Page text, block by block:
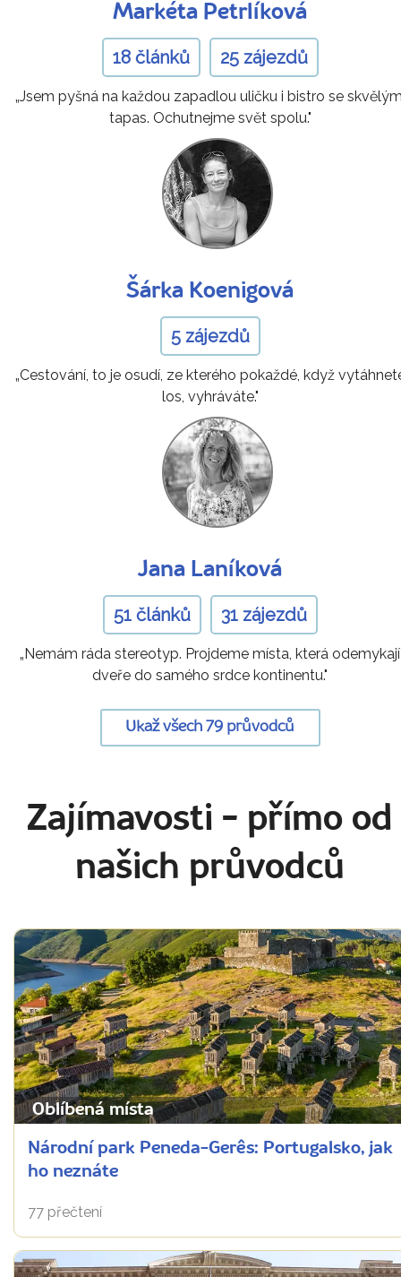
Markéta Petrlíková
18 článků 25 zájezdů
„Jsem pyšná na každou zapadlou uličku i bistro se
tapas. Ochutnejme svět spolu."
Šárka Koenigová
5 zájezdů
„Cestování, to je osudí, ze kterého pokaždé, když
los, vyhráváte."
Jana Laníková
51 článků 31 zájezdů
„Nemám ráda stereotyp. Projdeme místa, která odemykají
dveře do samého srdce kontinentu."
Ukaž všech 79 průvodců
Zajímavosti - přímo od
našich průvodců
Oblíbená místa
Národní park Peneda-Gerês: Portugalsko, jak
ho neznáte
77 přečtení